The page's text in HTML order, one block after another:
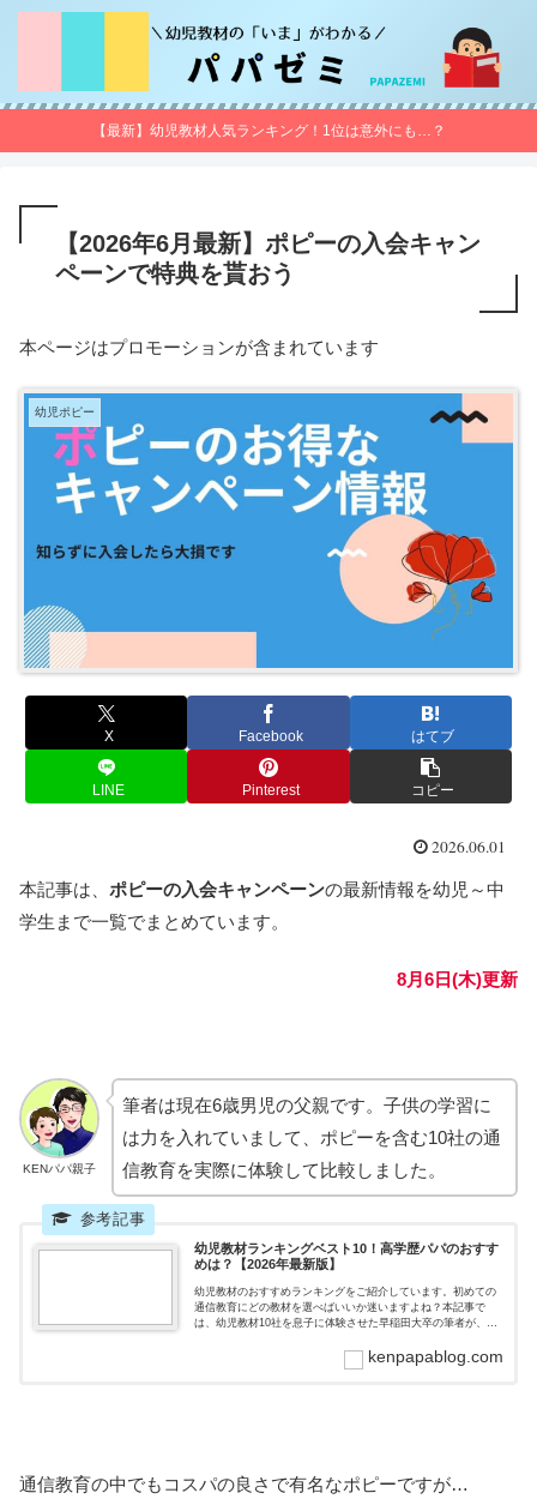
【最新】幼児教材人気ランキング！1位は意外にも…？
【2026年6月最新】ポピーの入会キャン
ペーンで特典を貰おう
本ページはプロモーションが含まれています
幼児ポピー
X Facebook はてブ
LINE Pinterest コピー
2026.06.01
本記事は、 ポピーの入会キャンペーンの最新情報を幼児～中
学生まで一覧でまとめています。
8月6日(木)更新
KENパパ親子
筆者は現在6歳男児の父親です。子供の学習に
は力を入れていまして、ポピーを含む10社の通
信教育を実際に体験して比較しました。
幼児教材ランキングベスト10！高学歴パパのおすす
めは？【2026年最新版】
幼児教材のおすすめランキングをご紹介しています。初めての
通信教育にどの教材を選べばいいか迷いますよね？本記事で
は、幼児教材10社を息子に体験させた早稲田大卒の筆者が、お
育を検討しているなら要チェックです。kenpapablog.com
通信教育の中でもコスパの良さで有名なポピーですが…